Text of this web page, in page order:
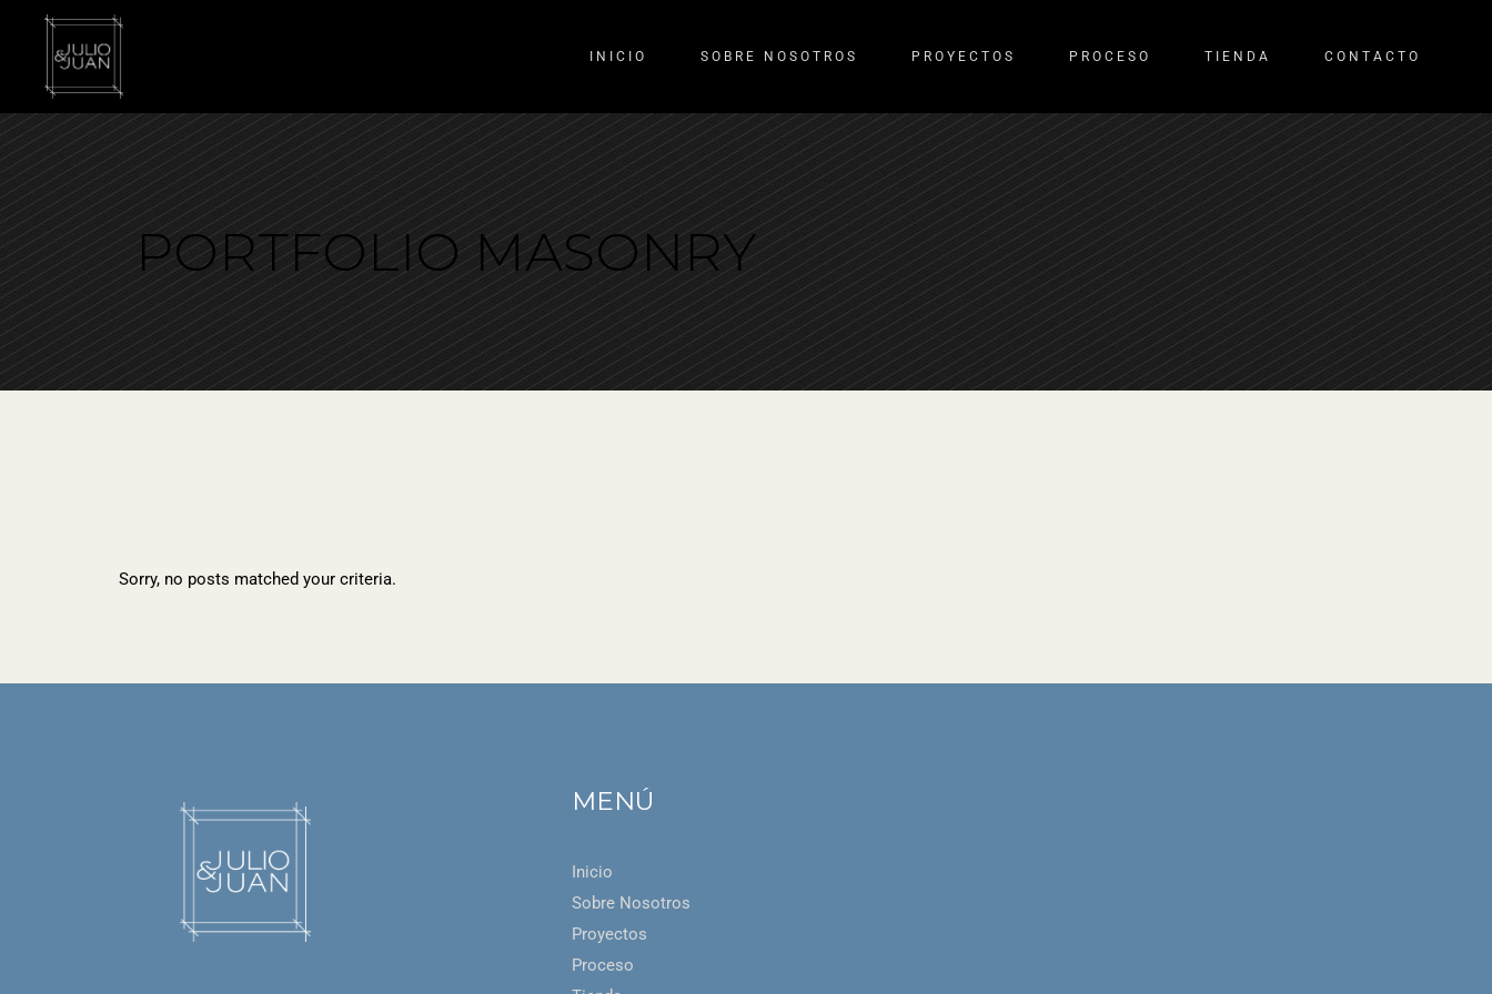
INICIO SOBRE NOSOTROS PROYECTOS PROCESO TIENDA CONTACTO
PORTFOLIO MASONRY
Sorry, no posts matched your criteria.
MENÚ
Inicio
Sobre Nosotros
Proyectos
Proceso